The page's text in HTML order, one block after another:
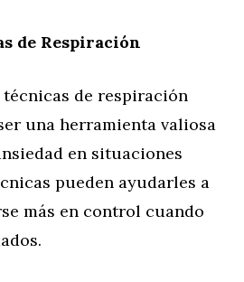
de Respiración
de respiración
una herramienta valiosa
en situaciones
pueden ayudarles a
más en control cuando